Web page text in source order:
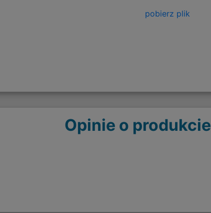
pobierz plik
Opinie o produkcie